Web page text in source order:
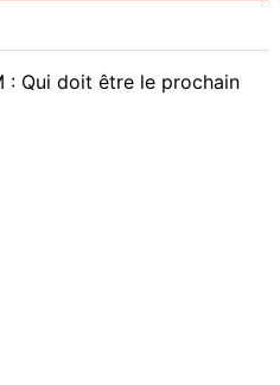
: Qui doit être le prochain